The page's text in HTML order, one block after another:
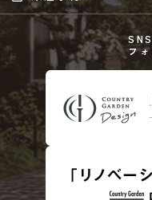
フ